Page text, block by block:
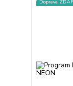
Doprava